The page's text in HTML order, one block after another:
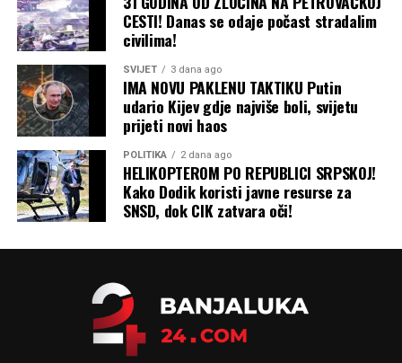
Izdavanjemgrađevinskih dozvola
Legalizacijom objekatai drugim pravnim
pitanjima.
“Želimo da ova kancelarija
bude samo početak našeg
daljeg rada, razvoja i
širenja podrške građana”
zaključio je Bundalo,
pozivajući sve mještane da
CESTI! Danas se odaje počast stradalim
civilima!
SVIJET 3 dana ago
IMA NOVU PAKLENU TAKTIKU Putin
udario Kijev gdje najviše boli, svijetu
prijeti novi haos
POLITIKA 2 dana ago
HELIKOPTEROM PO REPUBLICI SRPSKOJ!
Kako Dodik koristi javne resurse za
SNSD, dok CIK zatvara oči!